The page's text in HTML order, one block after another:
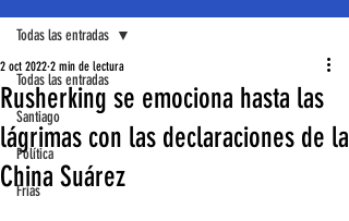
Todas las entradas
Santiago
Política
Frías
Todas las entradas
Rusherking se emociona hasta las
lágrimas con las declaraciones de la
China Suárez
2 oct 2022 2 min de lectura